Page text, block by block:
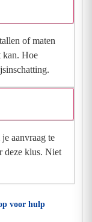
of maten
kan. Hoe
aanvraag te
deze klus. Niet
voor hulp